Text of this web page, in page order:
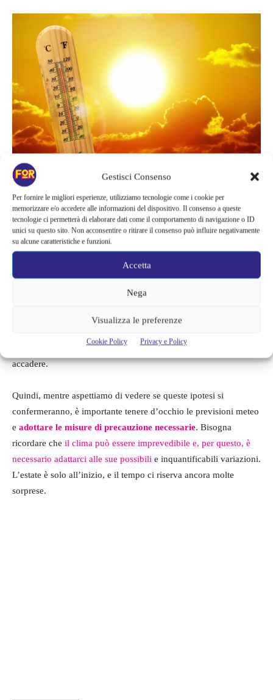
Gestisci Consenso
Per fornire le migliori esperienze, utilizziamo tecnologie come i cookie per
memorizzare e/o accedere alle informazioni del dispositivo. Il consenso a queste
tecnologie ci permetterà di elaborare dati come il comportamento di navigazione o ID
unici su questo sito. Non acconsentire o ritirare il consenso può influire negativamente
su alcune caratteristiche e funzioni.
Accetta
Nega
Visualizza le preferenze
Cookie Policy Privacy e Policy
Meteo
Le conseguenze del meteo: dove
bisogna prestare attenzione
In situazioni come queste, è importante mantenere alta la
nubifragi e grandinate
Un tempo di cui nessuno va sicuramente fiero, e che
questa è la natura del meteo e cose come queste possono
accadere.
Quindi, mentre aspettiamo di vedere se queste ipotesi si
confermeranno, è importante tenere d’occhio le previsioni meteo
e adottare le misure di precauzione necessarie. Bisogna
ricordare che il clima può essere imprevedibile e, per questo, è
necessario adattarci alle sue possibili e inquantificabili variazioni.
L’estate è solo all’inizio, e il tempo ci riserva ancora molte
sorprese.